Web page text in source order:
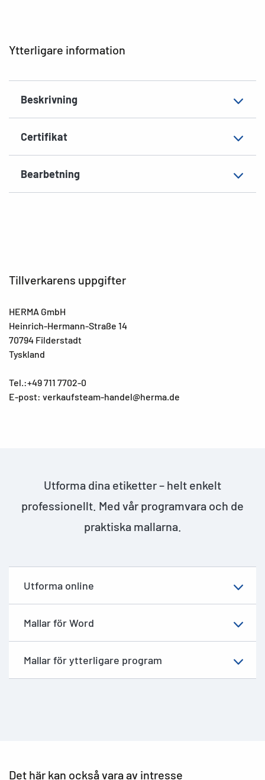
Ytterligare information
Beskrivning
Certifikat
Bearbetning
Tillverkarens uppgifter
HERMA GmbH
Heinrich-Hermann-Straße 14
70794 Filderstadt
Tyskland
Tel.:+49 711 7702-0
E-post: verkaufsteam-handel@herma.de
Utforma dina etiketter – helt enkelt
professionellt. Med vår programvara och de
praktiska mallarna.
Utforma online
Mallar för Word
Mallar för ytterligare program
Det här kan också vara av intresse